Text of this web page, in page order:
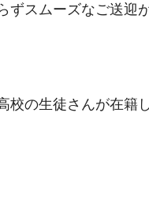
スムーズなご送迎
校の生徒さんが在籍